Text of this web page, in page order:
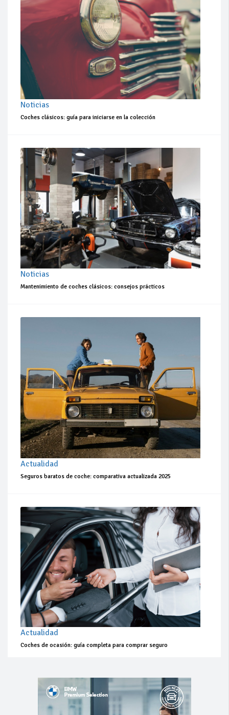
Noticias
Coches clásicos: guía para iniciarse en la colección
Noticias
Mantenimiento de coches clásicos: consejos prácticos
Actualidad
Seguros baratos de coche: comparativa actualizada 2025
Actualidad
Coches de ocasión: guía completa para comprar seguro